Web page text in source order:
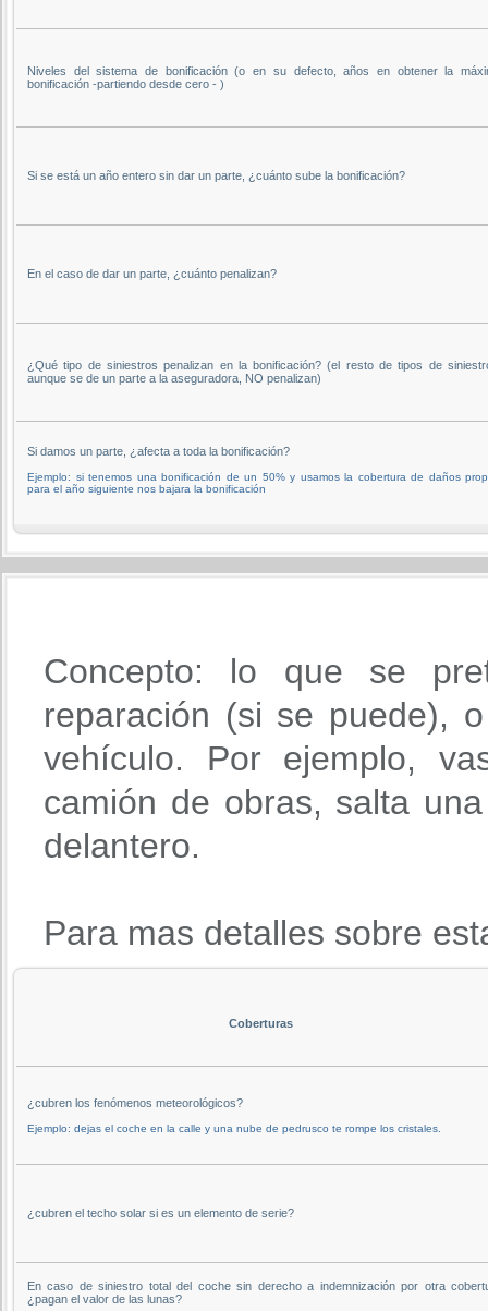
Niveles del sistema de bonificación (o en su defecto, años en obtener la
bonificación -partiendo desde cero - )
Si se está un año entero sin dar un parte, ¿cuánto sube la bonificación?
En el caso de dar un parte, ¿cuánto penalizan?
¿Qué tipo de siniestros penalizan en la bonificación? (el resto de tipos de
aunque se de un parte a la aseguradora, NO penalizan)
Si damos un parte, ¿afecta a toda la bonificación?
Ejemplo: si tenemos una bonificación de un 50% y usamos la cobertura de daños
para el año siguiente nos bajara la bonificación
Concepto: lo que se
reparación (si se puede),
vehículo. Por ejemplo,
camión de obras, salta
delantero.
Para mas detalles sobre
Coberturas
¿cubren los fenómenos meteorológicos?
Ejemplo: dejas el coche en la calle y una nube de pedrusco te rompe los cristales.
¿cubren el techo solar si es un elemento de serie?
En caso de siniestro total del coche sin derecho a indemnización por otra
¿pagan el valor de las lunas?